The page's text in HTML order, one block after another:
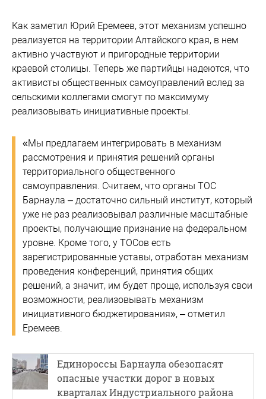
Как заметил Юрий Еремеев, этот механизм успешно
реализуется на территории Алтайского края, в нем
активно участвуют и пригородные территории
краевой столицы. Теперь же партийцы надеются, что
активисты общественных самоуправлений вслед за
сельскими коллегами смогут по максимуму
реализовывать инициативные проекты.
«Мы предлагаем интегрировать в механизм
рассмотрения и принятия решений органы
территориального общественного
самоуправления. Считаем, что органы ТОС
Барнаула – достаточно сильный институт, который
уже не раз реализовывал различные масштабные
проекты, получающие признание на федеральном
уровне. Кроме того, у ТОСов есть
зарегистрированные уставы, отработан механизм
проведения конференций, принятия общих
решений, а значит, им будет проще, используя свои
возможности, реализовывать механизм
инициативного бюджетирования», – отметил
Еремеев.
Единороссы Барнаула обезопасят
опасные участки дорог в новых
кварталах Индустриального района